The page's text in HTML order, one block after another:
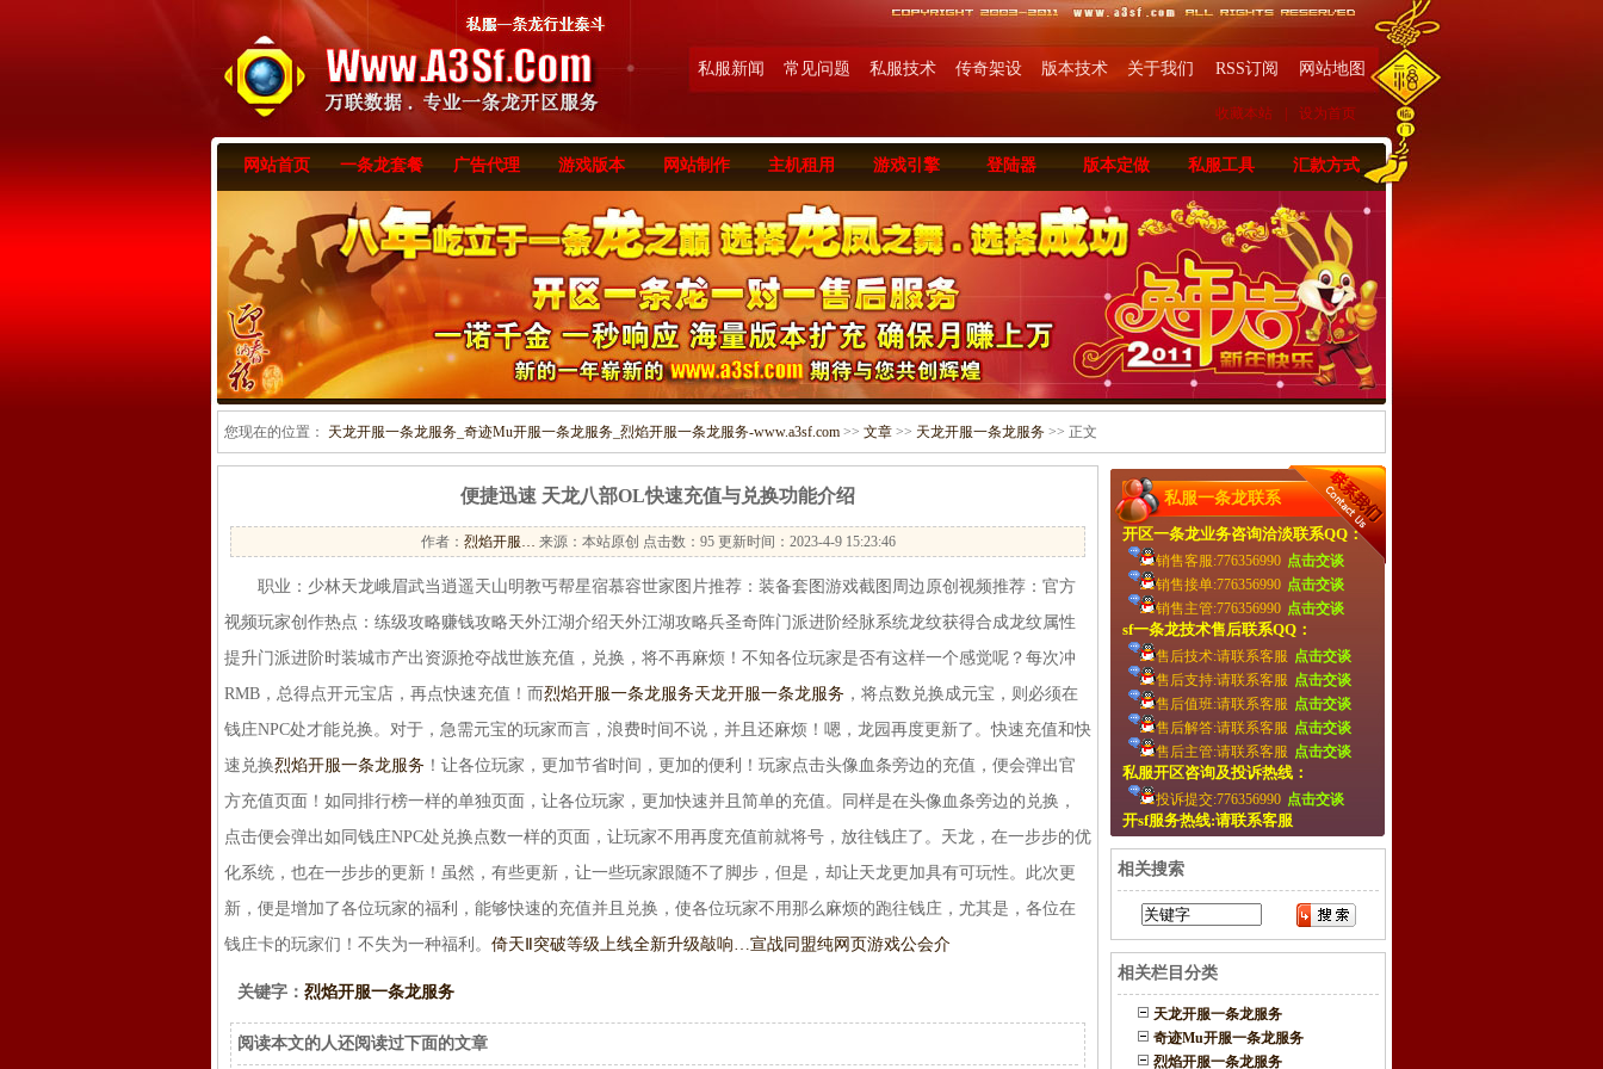
私服新闻 常见问题 私服技术 传奇架设 版本技术 关于我们 RSS订阅 网站地图
收藏本站 设为首页
网站首页 一条龙套餐 广告代理 游戏版本 网站制作 主机租用 游戏引擎 登陆器 版本定做 私服工具 汇款方式
您现在的位置： 天龙开服一条龙服务_奇迹Mu开服一条龙服务_烈焰开服一条龙服务-www.a3sf.com >> 文章 >> 天龙开服一条龙服务 >> 正文
便捷迅速 天龙八部OL快速充值与兑换功能介绍
作者： 烈焰开服… 来源：本站原创 点击数： 95 更新时间：2023-4-9 15:23:46
职业：少林天龙峨眉武当逍遥天山明教丐帮星宿慕容世家图片推荐：装备套图游戏截图周边原创视频推荐：官方
视频玩家创作热点：练级攻略赚钱攻略天外江湖介绍天外江湖攻略兵圣奇阵门派进阶经脉系统龙纹获得合成龙纹属性
提升门派进阶时装城市产出资源抢夺战世族充值，兑换，将不再麻烦！不知各位玩家是否有这样一个感觉呢？每次冲
RMB，总得点开元宝店，再点快速充值！而烈焰开服一条龙服务天龙开服一条龙服务 ，将点数兑换成元宝，则必须在
钱庄NPC处才能兑换。对于，急需元宝的玩家而言，浪费时间不说，并且还麻烦！嗯，龙园再度更新了。快速充值和快
速兑换烈焰开服一条龙服务 ！让各位玩家，更加节省时间，更加的便利！玩家点击头像血条旁边的充值，便会弹出官
方充值页面！如同排行榜一样的单独页面，让各位玩家，更加快速并且简单的充值。同样是在头像血条旁边的兑换，
点击便会弹出如同钱庄NPC处兑换点数一样的页面，让玩家不用再度充值前就将号，放往钱庄了。天龙，在一步步的优
化系统，也在一步步的更新！虽然，有些更新，让一些玩家跟随不了脚步，但是，却让天龙更加具有可玩性。此次更
新，便是增加了各位玩家的福利，能够快速的充值并且兑换，使各位玩家不用那么麻烦的跑往钱庄，尤其是，各位在
钱庄卡的玩家们！不失为一种福利。 倚天Ⅱ突破等级上线全新升级敲响…宣战同盟纯网页游戏公会介
关键字： 烈焰开服一条龙服务
阅读本文的人还阅读过下面的文章
私服一条龙联系
开区一条龙业务咨询洽淡联系QQ：
销售客服:776356990 点击交谈
销售接单:776356990 点击交谈
销售主管:776356990 点击交谈
sf一条龙技术售后联系QQ：
售后技术:请联系客服 点击交谈
售后支持:请联系客服 点击交谈
售后值班:请联系客服 点击交谈
售后解答:请联系客服 点击交谈
售后主管:请联系客服 点击交谈
私服开区咨询及投诉热线：
投诉提交:776356990 点击交谈
开sf服务热线:请联系客服
相关搜索
相关栏目分类
天龙开服一条龙服务
奇迹Mu开服一条龙服务
烈焰开服一条龙服务